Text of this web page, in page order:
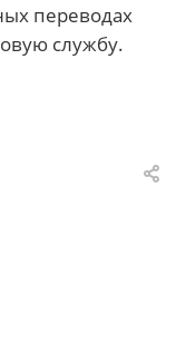
переводах
службу.